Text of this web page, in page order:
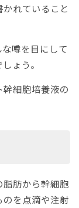
れていること
噂を目にして
ょう。
細胞培養液の
肪から幹細胞
を点滴や注射